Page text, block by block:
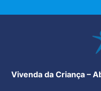
Vivenda da Criança –